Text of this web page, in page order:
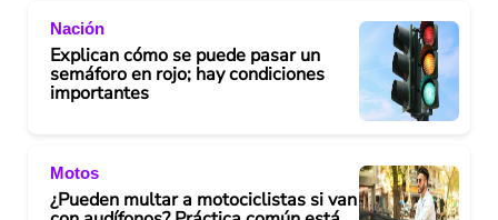
Nación
Explican cómo se puede pasar un
semáforo en rojo; hay condiciones
importantes
Motos
¿Pueden multar a motociclistas si van